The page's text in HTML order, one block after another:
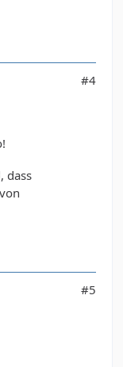
#4
dass
#5